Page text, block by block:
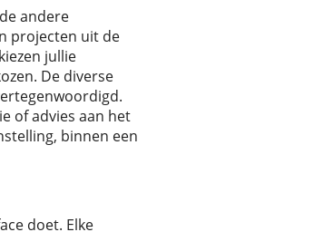
andere
projecten uit de
jullie
De diverse
of advies aan het
binnen een
doet. Elke